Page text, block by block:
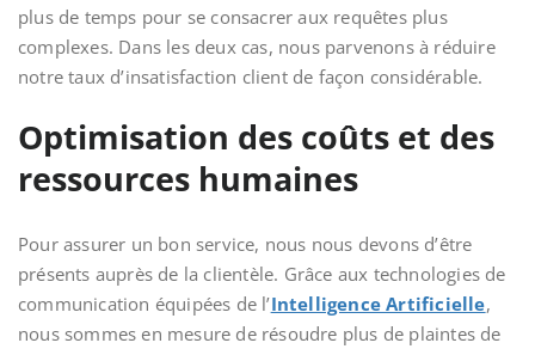
plus de temps pour se consacrer aux requêtes plus
complexes. Dans les deux cas, nous parvenons à réduire
notre taux d’insatisfaction client de façon considérable.
Optimisation des coûts et des
ressources humaines
Pour assurer un bon service, nous nous devons d’être
présents auprès de la clientèle. Grâce aux technologies de
communication équipées de l’Intelligence Artificielle,
nous sommes en mesure de résoudre plus de plaintes de